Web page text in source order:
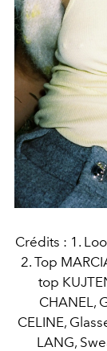
Crédits : 1.
2. Top
top
CHANEL,
CELINE,
LANG,